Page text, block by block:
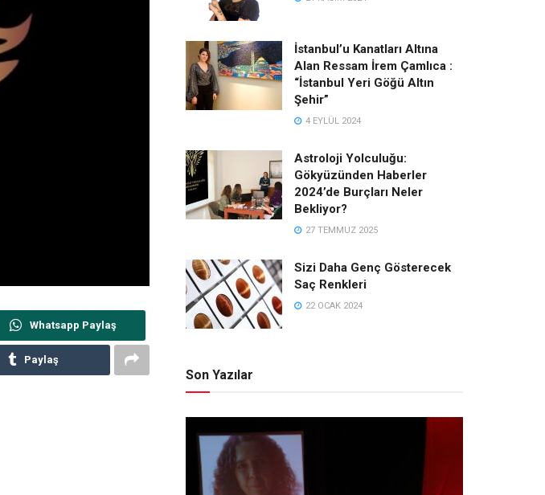
Whatsapp Paylaş
Paylaş
İstanbul’u Kanatları Altına
Alan Ressam İrem Çamlıca :
“İstanbul Yeri Göğü Altın
Şehir”
4 EYLÜL 2024
Astroloji Yolculuğu:
Gökyüzünden Haberler
2024’de Burçları Neler
Bekliyor?
27 TEMMUZ 2025
Sizi Daha Genç Gösterecek
Saç Renkleri
22 OCAK 2024
Son Yazılar